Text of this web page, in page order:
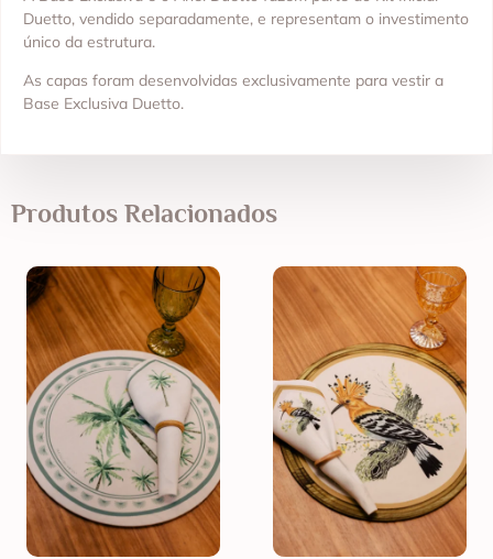
Duetto, vendido separadamente, e representam o investimento
único da estrutura.
As capas foram desenvolvidas exclusivamente para vestir a
Base Exclusiva Duetto.
Produtos Relacionados